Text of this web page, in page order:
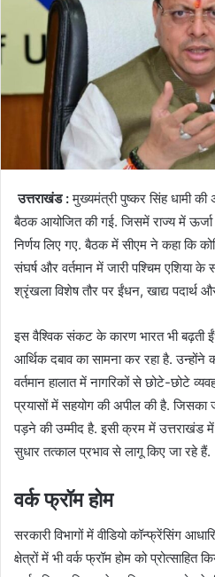
उत्तराखंड :मुख्यमंत्री पुष्कर सिंह धामी की
बैठक आयोजित की गई. जिसमें राज्य में
निर्णय लिए गए. बैठक में सीएम ने कहा कि
संघर्ष और वर्तमान में जारी पश्चिम एशिया
श्रृंखला विशेष तौर पर ईंधन, खाद्य पदार्थ
इस वैश्विक संकट के कारण भारत भी बढ़ती
आर्थिक दबाव का सामना कर रहा है. उन्होंने
वर्तमान हालात में नागरिकों से छोटे-छोटे
प्रयासों में सहयोग की अपील की है. जिसका
पड़ने की उम्मीद है. इसी क्रम में उत्तराखंड
सुधार तत्काल प्रभाव से लागू किए जा रहे हैं.
वर्क फ्रॉम होम
सरकारी विभागों में वीडियो कॉन्फ्रेंसिंग
क्षेत्रों में भी वर्क फ्रॉम होम को प्रोत्साहित